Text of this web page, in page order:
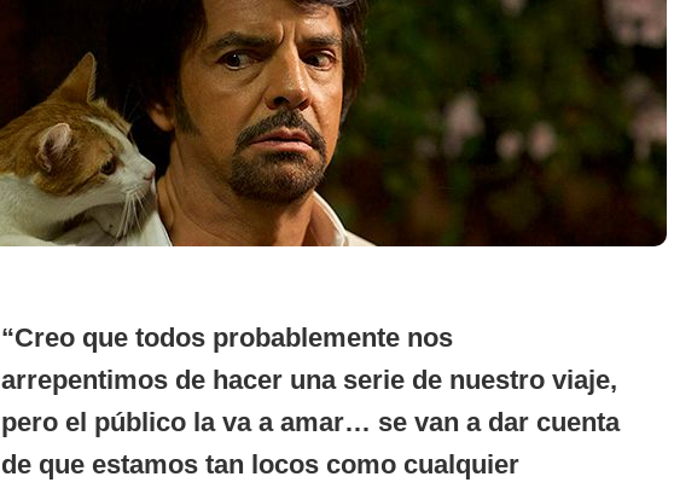
Creo que todos probablemente nos
arrepentimos de hacer una serie de nuestro viaje,
pero el público la va a amar… se van a dar cuenta
de que estamos tan locos como cualquier